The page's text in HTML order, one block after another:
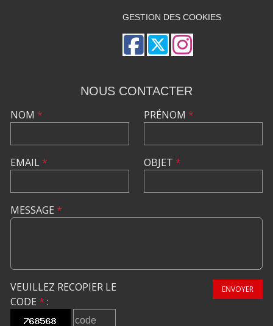
GESTION DES COOKIES
NOUS CONTACTER
NOM *
EMAIL*
PRÉNOM *
OBJET *
MESSAGE *
VEUILLEZ RECOPIER LE
CODE * :
ENVOYER